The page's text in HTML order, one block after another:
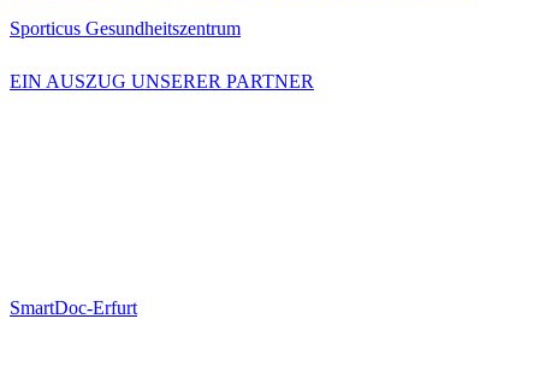
Sporticus Gesundheitszentrum
EIN AUSZUG UNSERER PARTNER
SmartDoc-Erfurt